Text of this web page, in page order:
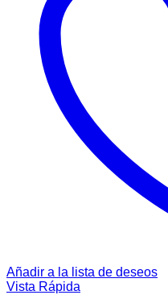
Añadir a la lista de deseos
Vista Rápida